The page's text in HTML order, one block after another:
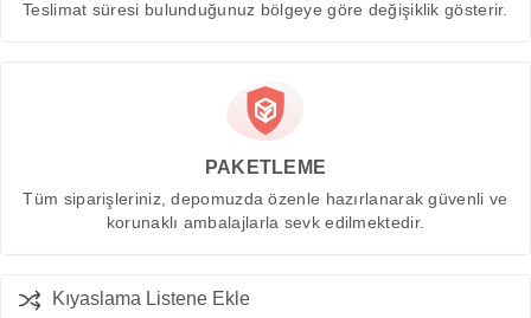
Teslimat süresi bulunduğunuz bölgeye göre değişiklik gösterir.
PAKETLEME
Tüm siparişleriniz, depomuzda özenle hazırlanarak güvenli ve
korunaklı ambalajlarla sevk edilmektedir.
Kıyaslama Listene Ekle